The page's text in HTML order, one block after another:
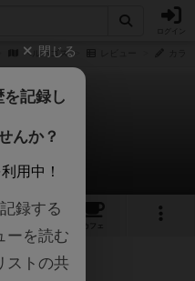
ヘルパゴス
ス
ビュー
18
カフェ
前
閉じる
記録し
んか？
用中！
録する
ーを読む
ストの共